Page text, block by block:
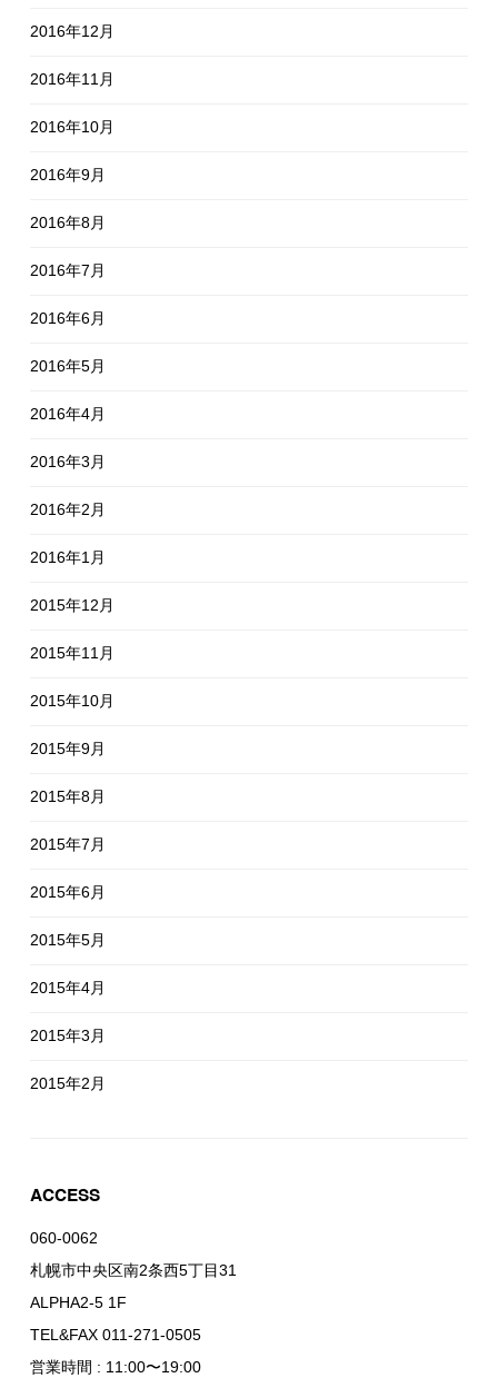
2016年12月
2016年11月
2016年10月
2016年9月
2016年8月
2016年7月
2016年6月
2016年5月
2016年4月
2016年3月
2016年2月
2016年1月
2015年12月
2015年11月
2015年10月
2015年9月
2015年8月
2015年7月
2015年6月
2015年5月
2015年4月
2015年3月
2015年2月
ACCESS
060-0062
札幌市中央区南2条西5丁目31
ALPHA2-5 1F
TEL&FAX 011-271-0505
営業時間 : 11:00〜19:00